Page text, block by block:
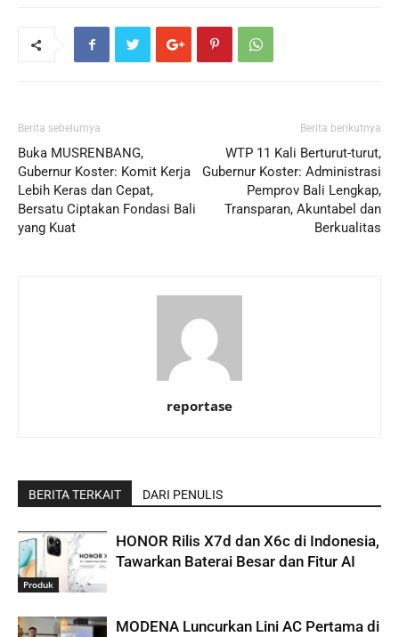
Berita sebelumya
Buka MUSRENBANG,
Gubernur Koster: Komit Kerja
Lebih Keras dan Cepat,
Bersatu Ciptakan Fondasi Bali
yang Kuat
Berita berikutnya
WTP 11 Kali Berturut-turut,
Gubernur Koster: Administrasi
Pemprov Bali Lengkap,
Transparan, Akuntabel dan
Berkualitas
reportase
BERITA TERKAIT DARI PENULIS
Produk
HONOR Rilis X7d dan X6c di Indonesia,
Tawarkan Baterai Besar dan Fitur AI
MODENA Luncurkan Lini AC Pertama di